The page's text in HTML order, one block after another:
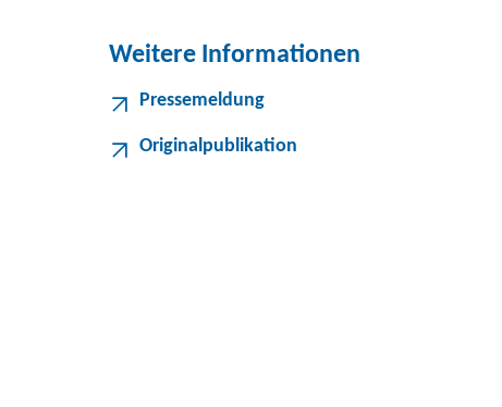
Weitere Informationen
Pressemeldung
Originalpublikation